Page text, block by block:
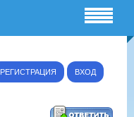
РЕГИСТРАЦИЯ ВХОД